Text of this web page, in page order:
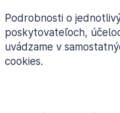
Podrobnosti o
poskytovateľoch,
uvádzame v
cookies.